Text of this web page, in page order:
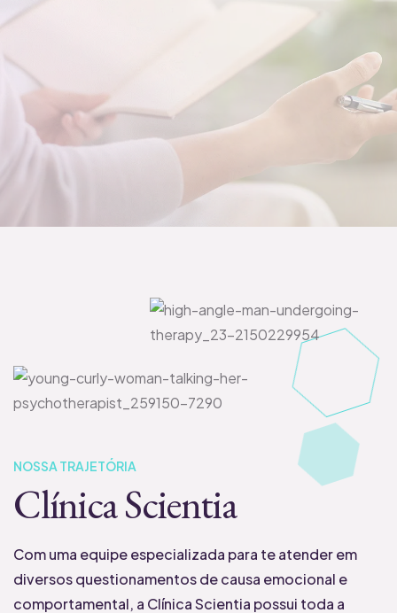
NOSSA TRAJETÓRIA
Clínica Scientia
Com uma equipe especializada para te atender em
diversos questionamentos de causa emocional e
comportamental, a Clínica Scientia possui toda a